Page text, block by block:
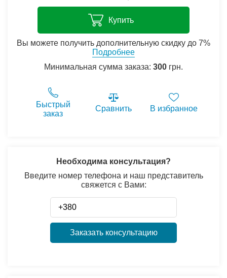
Купить
Вы можете получить дополнительную скидку до 7%
Подробнее
Минимальная сумма заказа: 300 грн.
Быстрый
заказ
Сравнить В избранное
Необходима консультация?
Введите номер телефона и наш представитель
свяжется с Вами:
Заказать консультацию